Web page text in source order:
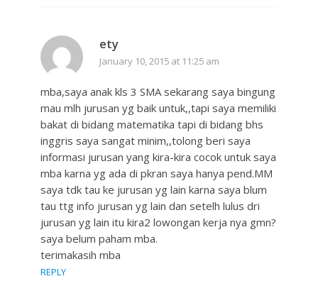
ety
January 10, 2015 at 11:25 am
mba,saya anak kls 3 SMA sekarang saya bingung
mau mlh jurusan yg baik untuk,,tapi saya memiliki
bakat di bidang matematika tapi di bidang bhs
inggris saya sangat minim,,tolong beri saya
informasi jurusan yang kira-kira cocok untuk saya
mba karna yg ada di pkran saya hanya pend.MM
saya tdk tau ke jurusan yg lain karna saya blum
tau ttg info jurusan yg lain dan setelh lulus dri
jurusan yg lain itu kira2 lowongan kerja nya gmn?
saya belum paham mba.
terimakasih mba
REPLY